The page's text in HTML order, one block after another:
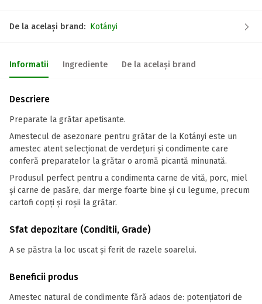
De la același brand: Kotányi
Informatii Ingrediente De la același brand
Descriere
Preparate la grătar apetisante.
Amestecul de asezonare pentru grătar de la Kotányi este un
amestec atent selecționat de verdețuri și condimente care
conferă preparatelor la grătar o aromă picantă minunată.
Produsul perfect pentru a condimenta carne de vită, porc, miel
și carne de pasăre, dar merge foarte bine și cu legume, precum
cartofi copți și roșii la grătar.
Sfat depozitare (Conditii, Grade)
A se păstra la loc uscat și ferit de razele soarelui.
Beneficii produs
Amestec natural de condimente fără adaos de: potențiatori de